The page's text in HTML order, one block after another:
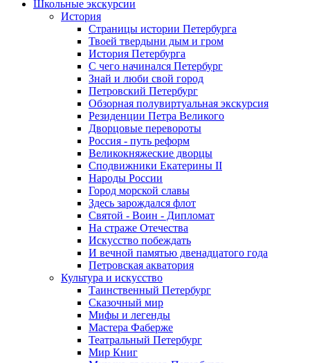
Школьные экскурсии
История
Страницы истории Петербурга
Твоей твердыни дым и гром
История Петербурга
С чего начинался Петербург
Знай и люби свой город
Петровский Петербург
Обзорная полувиртуальная экскурсия
Резиденции Петра Великого
Дворцовые перевороты
Россия - путь реформ
Великокняжеские дворцы
Сподвижники Екатерины II
Народы России
Город морской славы
Здесь зарождался флот
Святой - Воин - Дипломат
На страже Отечества
Искусство побеждать
И вечной памятью двенадцатого года
Петровская акватория
Культура и искусство
Таинственный Петербург
Сказочный мир
Мифы и легенды
Мастера Фаберже
Театральный Петербург
Мир Книг